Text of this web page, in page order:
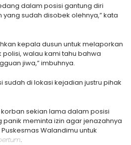
dalam posisi gantung diri
sudah disobek olehnya,” kata
kepala dusun untuk melaporkan
walau kami tahu bahwa
jiwa,” imbuhnya.
sudah di lokasi kejadian justru pihak
sekian lama dalam posisi
meminta izin agar jenazahnya
Walandimu untuk
.